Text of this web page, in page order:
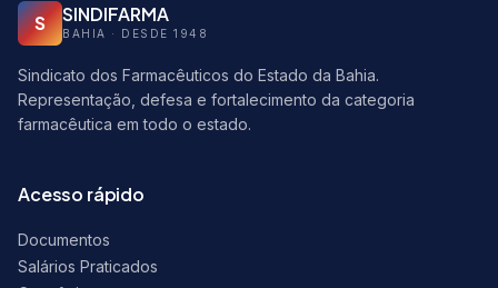
S SINDIFARMA
BAHIA · DESDE 1948
Sindicato dos Farmacêuticos do Estado da Bahia.
Representação, defesa e fortalecimento da categoria
farmacêutica em todo o estado.
Acesso rápido
Documentos
Salários Praticados